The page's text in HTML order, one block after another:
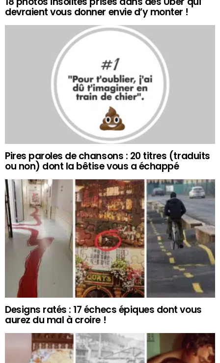
devraient vous donner envie d’y monter !
Pires paroles de chansons : 20 titres (traduits
ou non) dont la bêtise vous a échappé
Designs ratés : 17 échecs épiques dont vous
aurez du mal à croire !